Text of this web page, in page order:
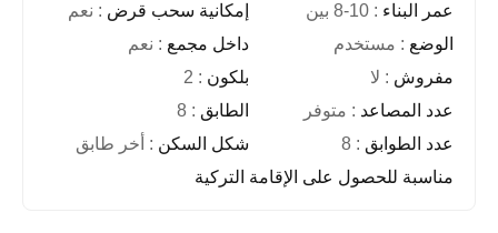
عمر البناء : 8-10 بين إمكانية سحب قرض : نعم
الوضع : مستخدم داخل مجمع : نعم
مفروش : لا بلكون : 2
عدد المصاعد : متوفر الطابق : 8
عدد الطوابق : 8 شكل السكن : أخر طابق
مناسبة للحصول على الإقامة التركية